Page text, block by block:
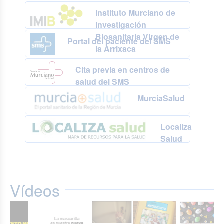
Instituto Murciano de
Investigación
Biosanitaria Virgen de
la Arrixaca
Portal del paciente del SMS
Cita previa en centros de
salud del SMS
MurciaSalud
Localiza
Salud
Vídeos